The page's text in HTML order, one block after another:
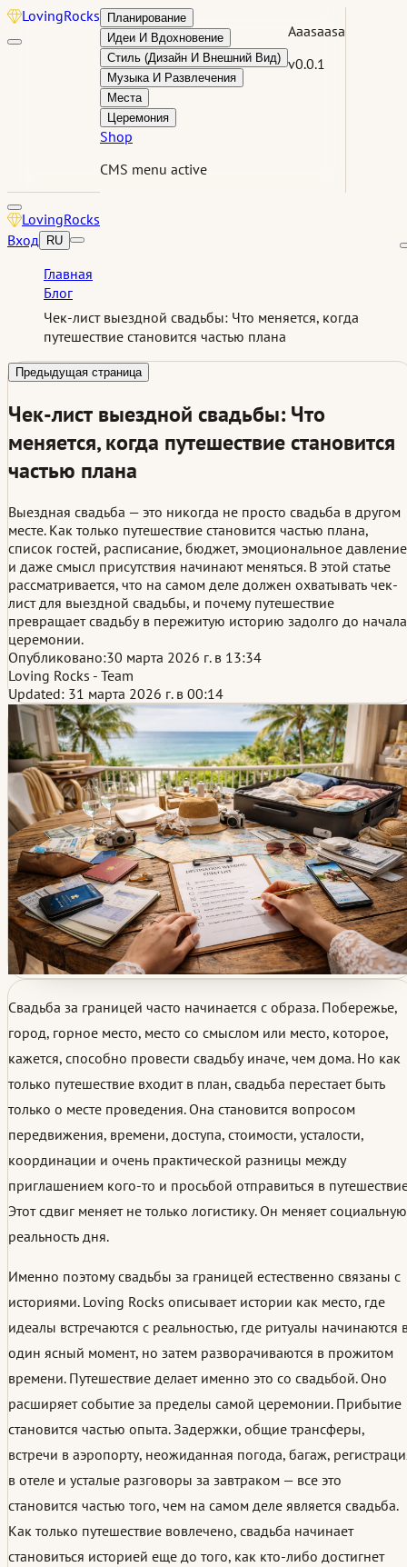
LovingRocks
Планирование
Идеи И Вдохновение
Стиль (Дизайн И Внешний Вид)
Музыка И Развлечения
Места
Церемония
Shop
CMS menu active
Aaasaasa
v0.0.1
LovingRocks
Вход RU
Главная
Блог
Чек-лист выездной свадьбы: Что меняется, когда
путешествие становится частью плана
Предыдущая страница
Чек-лист выездной свадьбы: Что
меняется, когда путешествие становится
частью плана
Выездная свадьба — это никогда не просто свадьба в другом
месте. Как только путешествие становится частью плана,
список гостей, расписание, бюджет, эмоциональное давление
и даже смысл присутствия начинают меняться. В этой статье
рассматривается, что на самом деле должен охватывать чек-
лист для выездной свадьбы, и почему путешествие
превращает свадьбу в пережитую историю задолго до начала
церемонии.
Опубликовано:30 марта 2026 г. в 13:34
Loving Rocks - Team
Updated: 31 марта 2026 г. в 00:14
Свадьба за границей часто начинается с образа. Побережье,
город, горное место, место со смыслом или место, которое,
кажется, способно провести свадьбу иначе, чем дома. Но как
только путешествие входит в план, свадьба перестает быть
только о месте проведения. Она становится вопросом
передвижения, времени, доступа, стоимости, усталости,
координации и очень практической разницы между
приглашением кого-то и просьбой отправиться в
Этот сдвиг меняет не только логистику. Он меняет социальную
реальность дня.
Именно поэтому свадьбы за границей естественно связаны с
историями. Loving Rocks описывает истории как место, где
идеалы встречаются с реальностью, где ритуалы начинаются
один ясный момент, но затем разворачиваются в прожитом
времени. Путешествие делает именно это со свадьбой. Оно
расширяет событие за пределы самой церемонии. Прибытие
становится частью опыта. Задержки, общие трансферы,
встречи в аэропорту, неожиданная погода, багаж,
в отеле и усталые разговоры за завтраком — все это
становится частью того, чем на самом деле является свадьба.
Как только путешествие вовлечено, свадьба начинает
становиться историей еще до того, как кто-либо достигнет